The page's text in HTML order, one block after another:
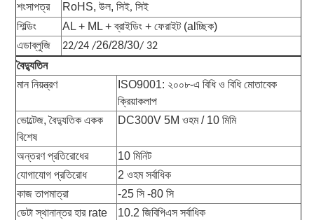
শংসাপত্র RoHS, উল, সিই, সিই
শিল্ডিং
AL + ML + ব্রাইডিং + ফেরাইট (alচ্ছিক)
এডাব্লুজি
22/24 /26/28/30/ 32
বৈদ্যুতিন
মান নিয়ন্ত্রণ
ISO9001: ২০০৮-এ বিধি ও বিধি মোতাবেক
ক্রিয়াকলাপ
ভোল্টেজ, বৈদ্যুতিক একক
বিশেষ
DC300V 5M ওহম / 10 মিমি
অন্তরণ প্রতিরোধের
10 মিনিট
যোগাযোগ প্রতিরোধ
2 ওহম সর্বাধিক
কাজ তাপমাত্রা
-25 সি -80 সি
ডেটা স্থানান্তর হার rate
10.2 জিবিপিএস সর্বাধিক